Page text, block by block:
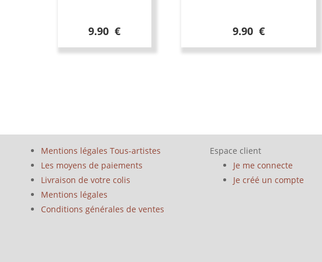
9.90 € 9.90 €
Mentions légales Tous-artistes
Les moyens de paiements
Livraison de votre colis
Mentions légales
Conditions générales de ventes
Espace client
Je me connecte
Je créé un compte